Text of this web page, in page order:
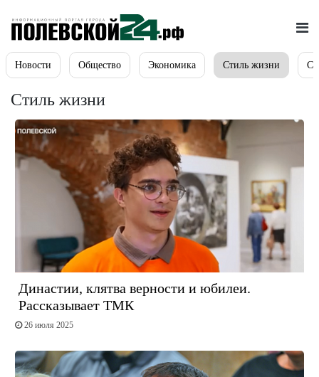
Новости Общество Экономика Стиль жизни
Стиль жизни
Династии, клятва верности и юбилеи.
Рассказывает ТМК
26 июля 2025